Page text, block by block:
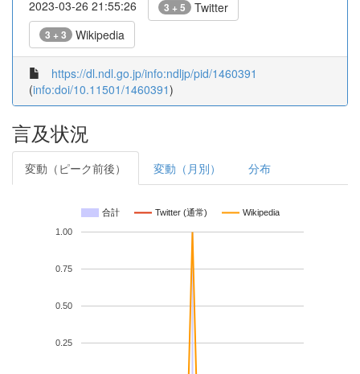
2023-03-26 21:55:26 3 + 5 Twitter
3 + 3 Wikipedia
https://dl.ndl.go.jp/info:ndljp/pid/1460391
(info:doi/10.11501/1460391)
言及状況
変動（ピーク前後） 変動（月別） 分布
合計 Twitter (通常) Wikipedia
0.25
0.50
0.75
1.00